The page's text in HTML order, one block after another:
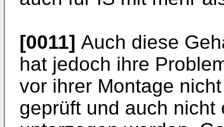
[0011] Auch diese
hat jedoch ihre
vor ihrer Montage
geprüft und auch nicht